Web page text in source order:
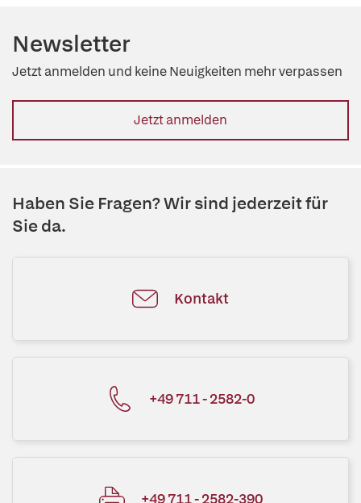
Newsletter
Jetzt anmelden und keine Neuigkeiten mehr verpassen
Jetzt anmelden
Haben Sie Fragen? Wir sind jederzeit für
Sie da.
Kontakt
+49 711 - 2582-0
+49 711 - 2582-390